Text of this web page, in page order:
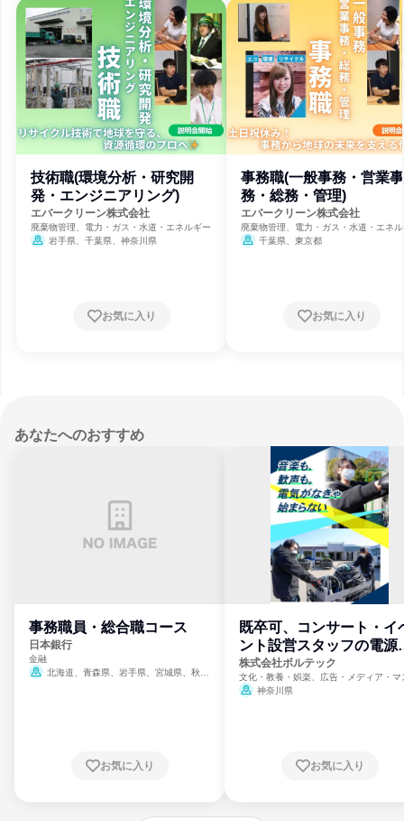
技術職(環境分析・研究開
発・エンジニアリング)
エバークリーン株式会社
廃棄物管理、電力・ガス・水道・エネルギー
岩手県、千葉県、神奈川県
お気に入り
事務職(一般事務・営業事
務・総務・管理)
エバークリーン株式会社
廃棄物管理、電力・ガス・水道・エネ
千葉県、東京都
お気に入り
あなたへのおすすめ
事務職員・総合職コース
日本銀行
金融
北海道、青森県、岩手県、宮城県、秋田
崎県、熊本県、大分県、宮崎県、鹿児島県、
お気に入り
既卒可、コンサート・イ
ント設営スタッフの電源
門
株式会社ボルテック
文化・教養・娯楽、広告・メディア・マ
ミ、電力・ガス・水道・エネルギー
神奈川県
お気に入り